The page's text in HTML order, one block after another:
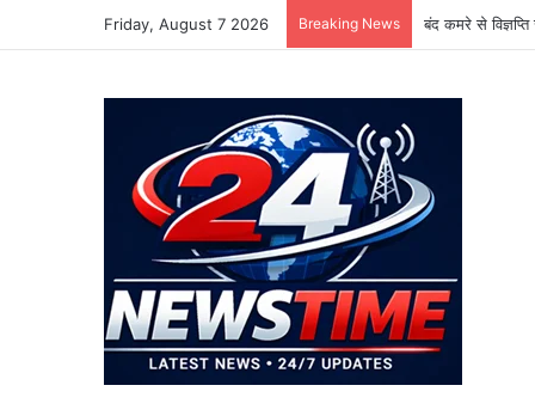
Friday, August 7 2026 Breaking News बंद कमरे से